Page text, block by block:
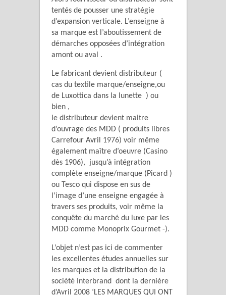
tentés de pousser une stratégie
d’expansion verticale. L’enseigne à
sa marque est l’aboutissement de
démarches opposées d’intégration
amont ou aval .
Le fabricant devient distributeur (
cas du textile marque/enseigne,ou
de Luxottica dans la lunette ) ou
bien ,
le distributeur devient maitre
d’ouvrage des MDD ( produits libres
Carrefour Avril 1976) voir même
également maître d’oeuvre (Casino
dès 1906), jusqu’à intégration
complète enseigne/marque (Picard )
ou Tesco qui dispose en sus de
l’image d’une enseigne engagée à
travers ses produits, voir même la
conquête du marché du luxe par les
MDD comme Monoprix Gourmet -).
L’objet n’est pas ici de commenter
les excellentes études annuelles sur
les marques et la distribution de la
société Interbrand dont la dernière
d’Avril 2008 ‘LES MARQUES QUI ONT